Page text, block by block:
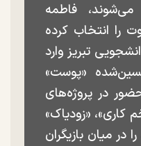
فاطمه
را انتخاب کرده
تبریز وارد
«پوست»
در پروژه‌های
کاری»، «زودیاک»
در میان بازیگران